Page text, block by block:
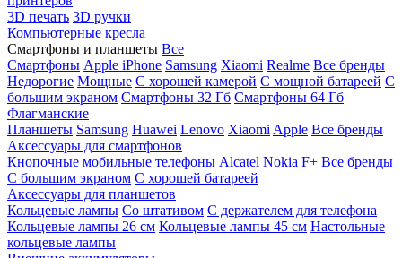
3D печать 3D ручки
Компьютерные кресла
Смартфоны и планшеты Все
Смартфоны Apple iPhone Samsung Xiaomi Realme Все бренды
Недорогие Мощные С хорошей камерой С мощной батареей С
большим экраном Смартфоны 32 Гб Смартфоны 64 Гб
Флагманские
Планшеты Samsung Huawei Lenovo Xiaomi Apple Все бренды
Аксессуары для смартфонов
Кнопочные мобильные телефоны Alcatel Nokia F+ Все бренды
С большим экраном С хорошей батареей
Аксессуары для планшетов
Кольцевые лампы Со штативом C держателем для телефона
Кольцевые лампы 26 см Кольцевые лампы 45 см Настольные
кольцевые лампы